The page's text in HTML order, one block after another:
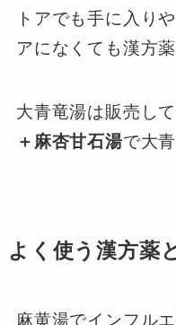
トアでも手に入り
アになくても漢方
大青竜湯は販売し
＋麻杏甘石湯で大
よく使う漢方薬
麻黄湯でインフル